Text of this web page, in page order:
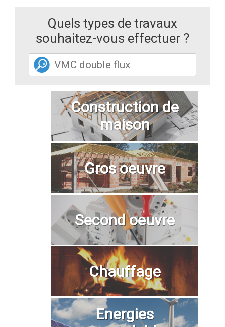
Quels types de travaux
souhaitez-vous effectuer ?
Construction de
maison
Gros oeuvre
Second oeuvre
Chauffage
Energies